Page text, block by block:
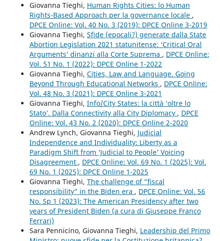
Giovanna Tieghi, Human Rights Cities: lo Human
Rights-Based Approach per la governance locale ,
DPCE Online: Vol. 40 No. 3 (2019): DPCE Online 3-2019
Giovanna Tieghi, Sfide (epocali?) generate dalla State
Abortion Legislation 2021 statunitense: ‘Critical Oral
Arguments’ dinanzi alla Corte Suprema , DPCE Online:
Vol. 51 No. 1 (2022): DPCE Online 1-2022
Giovanna Tieghi, Cities, Law and Language. Going
Beyond Through Educational Networks , DPCE Online:
Vol. 48 No. 3 (2021): DPCE Online 3-2021
Giovanna Tieghi, Info/City States: la città ‘oltre lo
Stato’. Dalla Connectivity alla City Diplomacy , DPCE
Online: Vol. 43 No. 2 (2020): DPCE Online 2-2020
Andrew Lynch, Giovanna Tieghi, Judicial
Independence and Individuality: Liberty as a
Paradigm Shift from ‘Judicial to People’ Voicing
Disagreement , DPCE Online: Vol. 69 No. 1 (2025): Vol.
69 No. 1 (2025): DPCE Online 1-2025
Giovanna Tieghi, The challenge of “fiscal
responsibility” in the Biden era , DPCE Online: Vol. 56
No. Sp 1 (2023): The American Presidency after two
years of President Biden (a cura di Giuseppe Franco
Ferrari)
Sara Pennicino, Giovanna Tieghi, Leadership del Primo